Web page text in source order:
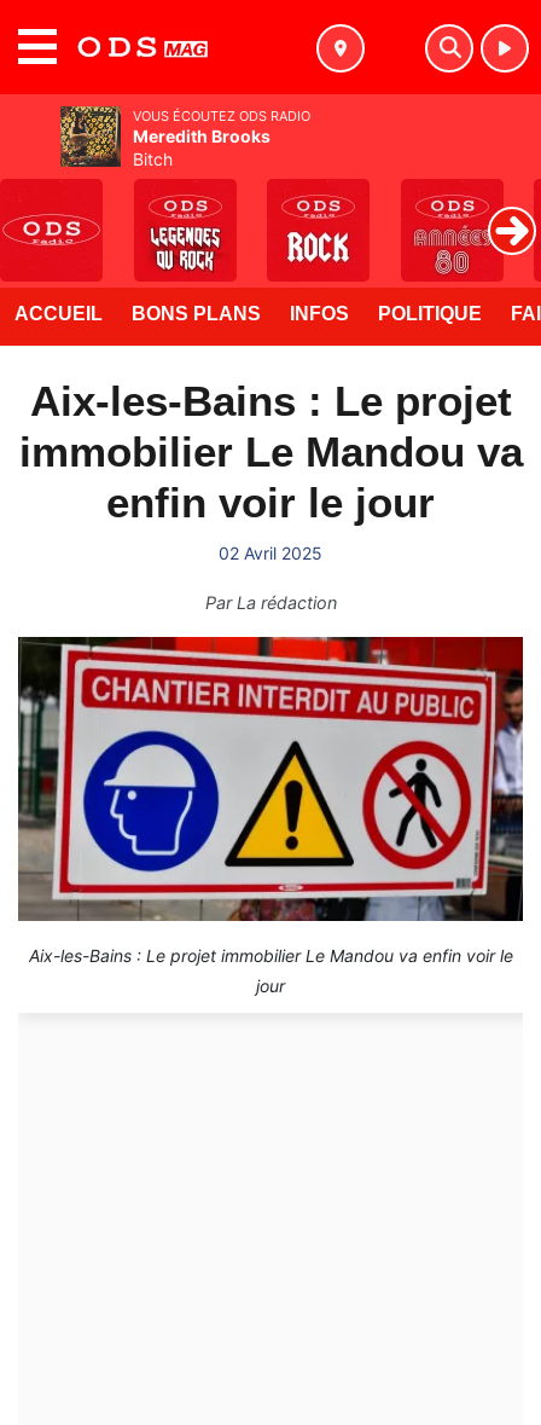
ACCUEIL BONS PLANS INFOS POLITIQUE
Aix-les-Bains : Le projet
immobilier Le Mandou va
enfin voir le jour
02 Avril 2025
ParLa rédaction
Aix-les-Bains : Le projet immobilier Le Mandou va enfin voir le
jour
VOUS ÉCOUTEZ ODS RADIO
Meredith Brooks
Bitch